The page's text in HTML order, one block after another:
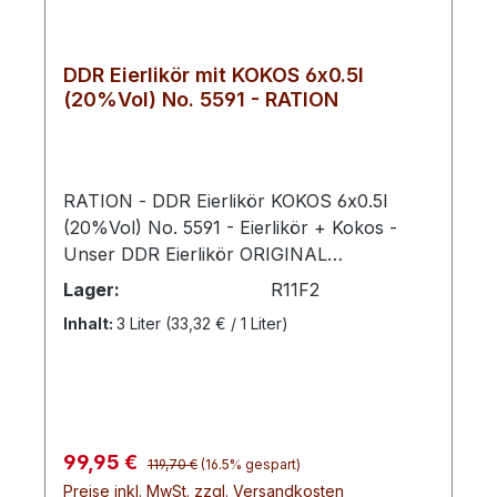
DDR Eierlikör mit KOKOS 6x0.5l
(20%Vol) No. 5591 - RATION
RATION - DDR Eierlikör KOKOS 6x0.5l
(20%Vol) No. 5591 - Eierlikör + Kokos -
Unser DDR Eierlikör ORIGINAL
5593 verfeinert mit Kokos bringt cremige
Tradition und tropische Leichtigkeit
zusammen. Die samtige Basis des Eierlikörs
raffinierter Akzent in Desserts und
Lager: R11F2
Inhalt: 3 Liter (33,32 € / 1 Liter)
Verkaufspreis:
99,95 € Regulärer Preis:
119,70 € (16.5% gespart)
Preise inkl. MwSt. zzgl. Versandkosten